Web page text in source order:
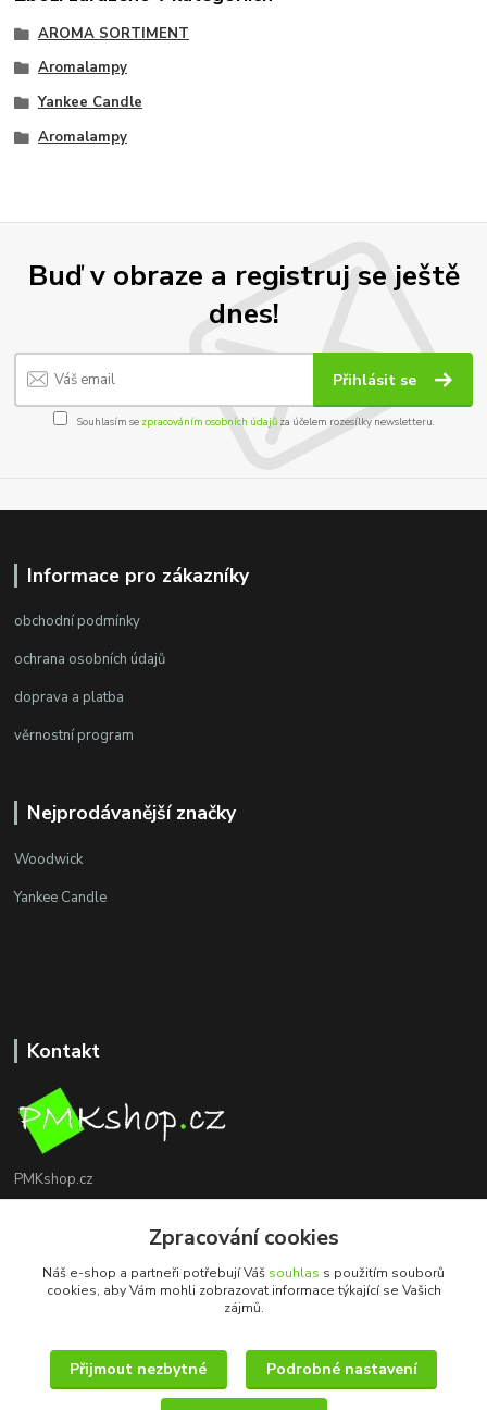
AROMA SORTIMENT
Aromalampy
Yankee Candle
Aromalampy
Buď v obraze a registruj se ještě
dnes!
Přihlásit se
Souhlasím se zpracováním osobních údajůza účelem rozesílky newsletteru.
Informace pro zákazníky
obchodní podmínky
ochrana osobních údajů
doprava a platba
věrnostní program
Nejprodávanější značky
Woodwick
Yankee Candle
Kontakt
PMKshop.cz
+420 728 830 042
info@pmkshop.cz
Zpracování cookies
Náš e-shop a partneři potřebují Váš souhlas s použitím souborů
cookies, aby Vám mohli zobrazovat informace týkající se Vašich
zájmů.
Přijmout nezbytné Podrobné nastavení